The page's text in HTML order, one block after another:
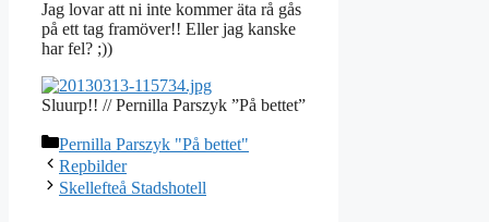
Jag lovar att ni inte kommer äta rå gås
på ett tag framöver!! Eller jag kanske
har fel? ;))
Sluurp!! // Pernilla Parszyk ”På bettet”
Kategorier
Pernilla Parszyk "På bettet"
Repbilder
Skellefteå Stadshotell